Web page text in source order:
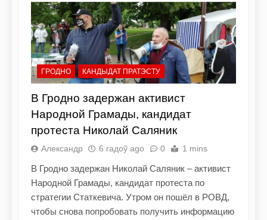
ГРОДНО КАНДЫДАТ ПРАТЭСТУ
В Гродно задержан активист
Народной Грамады, кандидат
протеста Николай Саляник
Александр 6 гадоў ago 0 1 mins
В Гродно задержан Николай Саляник – активист
Народной Грамады, кандидат протеста по
стратегии Статкевича. Утром он пошёл в РОВД,
чтобы снова попробовать получить информацию